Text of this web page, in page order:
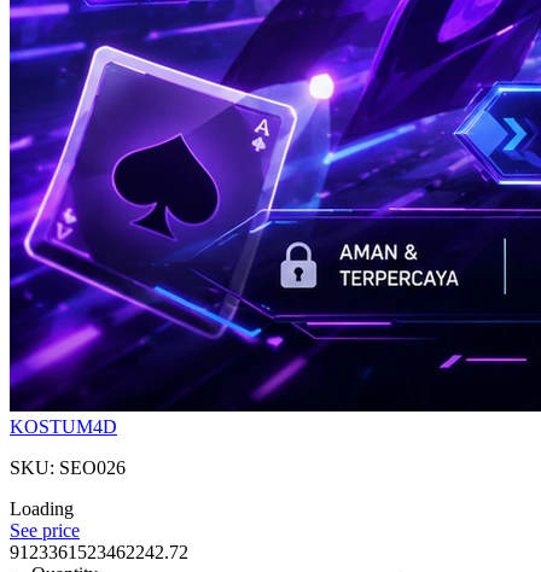
KOSTUM4D
SKU: SEO026
Loading
See price
9123361523462242.72